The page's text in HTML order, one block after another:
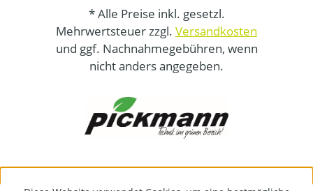
* Alle Preise inkl. gesetzl.
Mehrwertsteuer zzgl. Versandkosten
und ggf. Nachnahmegebühren, wenn
nicht anders angegeben.